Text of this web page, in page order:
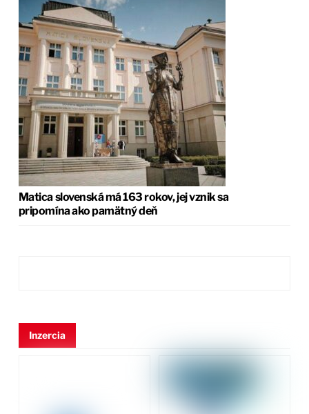
Matica slovenská má 163 rokov, jej vznik sa
pripomína ako pamätný deň
Inzercia